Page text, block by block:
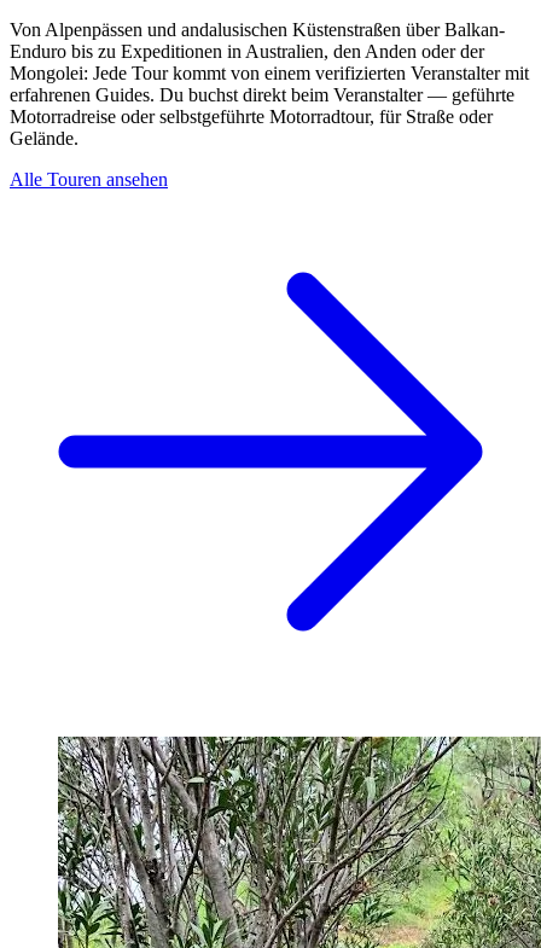
Von Alpenpässen und andalusischen Küstenstraßen über Balkan-
Enduro bis zu Expeditionen in Australien, den Anden oder der
Mongolei: Jede Tour kommt von einem verifizierten Veranstalter mit
erfahrenen Guides. Du buchst direkt beim Veranstalter — geführte
Motorradreise oder selbstgeführte Motorradtour, für Straße oder
Gelände.
Alle Touren ansehen